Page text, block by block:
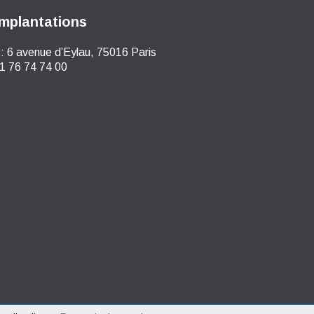
6 avenue d’Eylau, 75016 Paris
76 74 74 00